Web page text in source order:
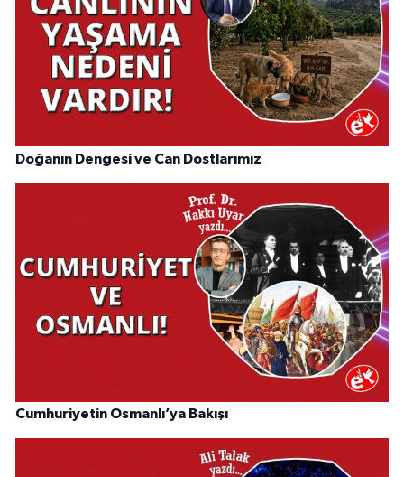
Doğanın Dengesi ve Can Dostlarımız
Cumhuriyetin Osmanlı’ya Bakışı